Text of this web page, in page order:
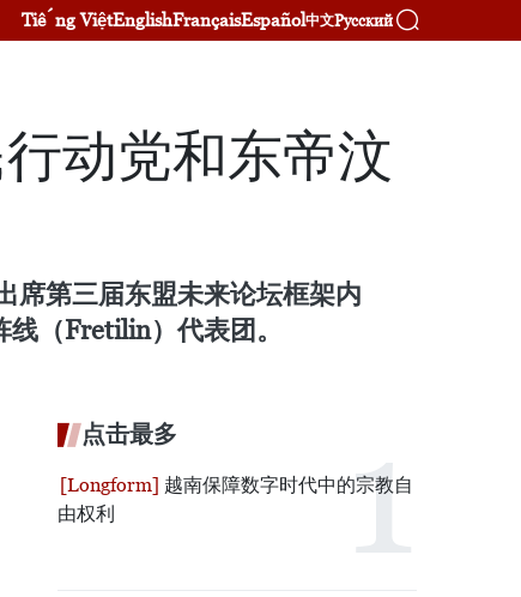
Tiếng ViệtEnglishFrançaisEspañol中文Русский
动党和东帝汶
席第三届东盟未来论坛框架内
（Fretilin）代表团。
点击最多
越南保障数字时代中的宗教自
由权利